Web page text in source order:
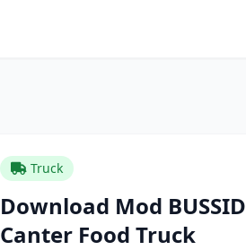
Truck
Download Mod BUSSID
Canter Food Truck